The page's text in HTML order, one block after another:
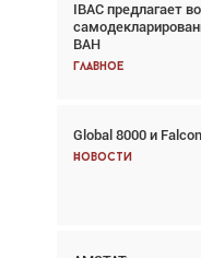
IBAC предлагает
BAH
Главное
Global 8000 и
Новости
Взгляд с высоты:
спасательных
Главное
Авиационный
говорит сама за